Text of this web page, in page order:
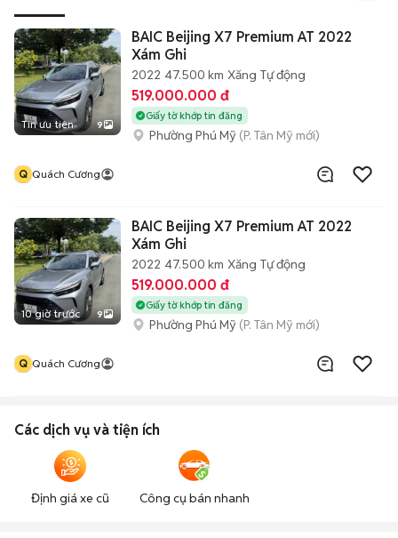
Tin ưu tiên 9
BAIC Beijing X7 Premium AT 2022
Xám Ghi
2022 47.500 km Xăng Tự động
519.000.000 đ
Giấy tờ khớp tin đăng
Phường Phú Mỹ (P. Tân Mỹ mới)
Q Quách Cương
10 giờ trước 9
BAIC Beijing X7 Premium AT 2022
Xám Ghi
2022 47.500 km Xăng Tự động
519.000.000 đ
Giấy tờ khớp tin đăng
Phường Phú Mỹ (P. Tân Mỹ mới)
Q Quách Cương
Các dịch vụ và tiện ích
Định giá xe cũ Công cụ bán nhanh